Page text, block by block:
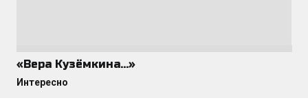
«Вера Кузёмкина…»
Интересно